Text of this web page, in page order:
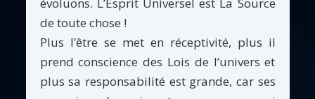
de toute chose !
Plus l’être se met en réceptivité, plus il
prend conscience des Lois de l’univers et
plus sa responsabilité est grande, car ses